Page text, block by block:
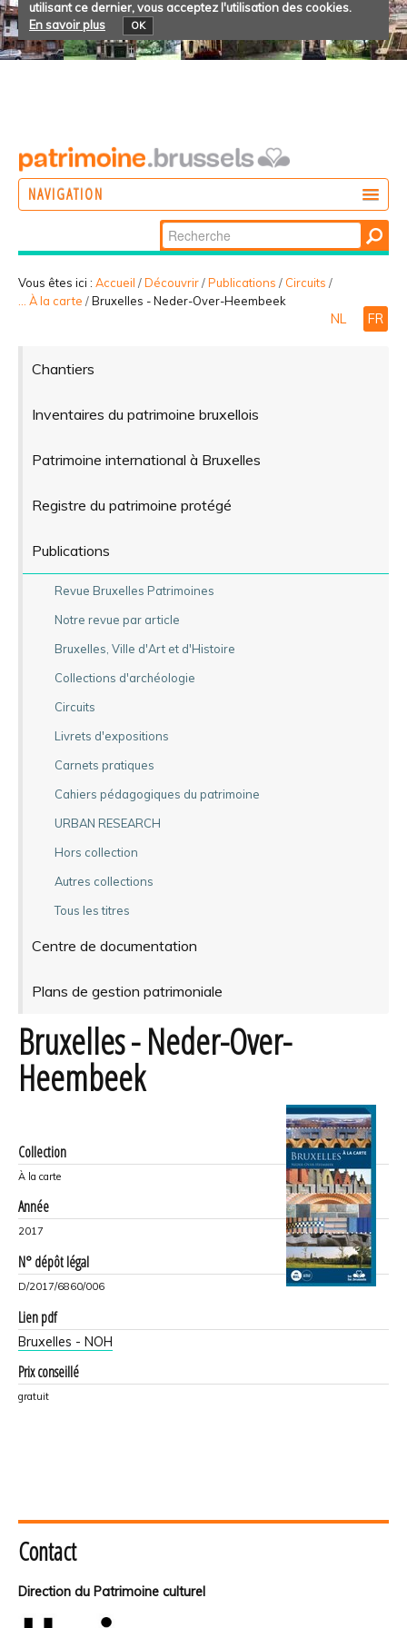
utilisant ce dernier, vous acceptez l'utilisation des cookies.
En savoir plus
OK
NAVIGATION
PARTICIPER
Chercher par
Recherche
avancée…
Vous êtes ici : Accueil /Découvrir/Publications / Circuits /
... À la carte /Bruxelles - Neder-Over-Heembeek
NL FR
Chantiers
Inventaires du patrimoine bruxellois
Patrimoine international à Bruxelles
Registre du patrimoine protégé
Publications
Revue Bruxelles Patrimoines
Notre revue par article
Bruxelles, Ville d'Art et d'Histoire
Collections d'archéologie
Circuits
Livrets d'expositions
Carnets pratiques
Cahiers pédagogiques du patrimoine
URBAN RESEARCH
Hors collection
Autres collections
Tous les titres
Centre de documentation
Plans de gestion patrimoniale
Bruxelles - Neder-Over-
Heembeek
Collection
À la carte
Année
2017
N° dépôt légal
D/2017/6860/006
Lien pdf
Bruxelles - NOH
Prix conseillé
gratuit
Contact
Direction du Patrimoine culturel